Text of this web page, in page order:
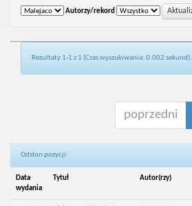
Autorzy/rekord
Rezultaty 1-1 z 1 (Czas wyszukiwania: 0.002 sekund).
poprzedni
Odsłon pozycji:
Data
wydania
Tytuł Autor(rzy)